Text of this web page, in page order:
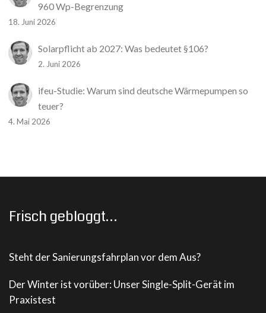
960 Wp-Begrenzung
18. Juni 2026
Solarpflicht ab 2027: Was bedeutet §106?
2. Juni 2026
ifeu-Studie: Warum sind deutsche Wärmepumpen so
teuer?
4. Mai 2026
Frisch gebloggt…
Steht der Sanierungsfahrplan vor dem Aus?
Der Winter ist vorüber: Unser Single-Split-Gerät im
Praxistest